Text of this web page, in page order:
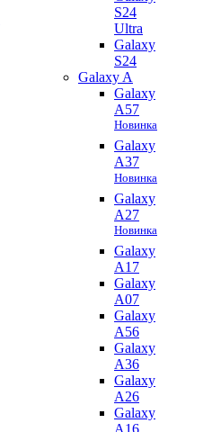
S24
Ultra
Galaxy
S24
Galaxy A
Galaxy
A57
Новинка
Galaxy
A37
Новинка
Galaxy
A27
Новинка
Galaxy
A17
Galaxy
A07
Galaxy
A56
Galaxy
A36
Galaxy
A26
Galaxy
A16